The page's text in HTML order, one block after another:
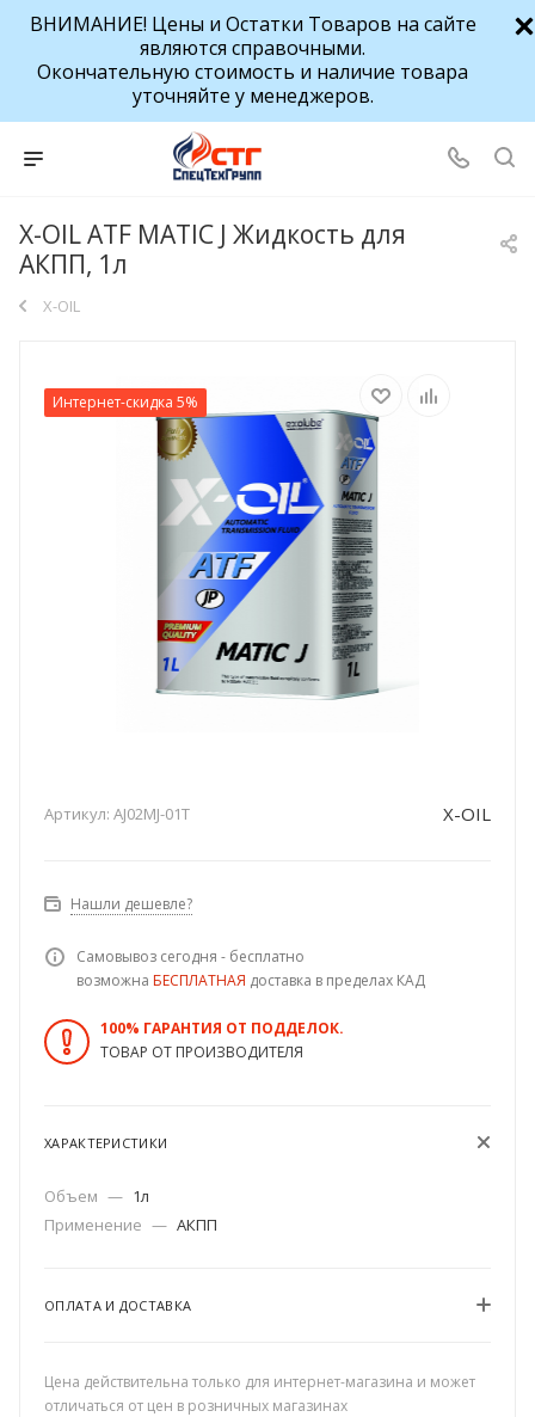
ВНИМАНИЕ! Цены и Остатки Товаров на сайте
являются справочными.
Окончательную стоимость и наличие товара
уточняйте у менеджеров.
X-OIL ATF MATIC J Жидкость для
АКПП, 1л
X-OIL
Интернет-скидка 5%
Артикул: AJ02MJ-01T X-OIL
Нашли дешевле?
Самовывоз сегодня - бесплатно
возможна БЕСПЛАТНАЯ доставка в пределах КАД
100% ГАРАНТИЯ ОТ ПОДДЕЛОК.
ТОВАР ОТ ПРОИЗВОДИТЕЛЯ
ХАРАКТЕРИСТИКИ
Объем — 1л
Применение — АКПП
ОПЛАТА И ДОСТАВКА
Цена действительна только для интернет-магазина и может
отличаться от цен в розничных магазинах